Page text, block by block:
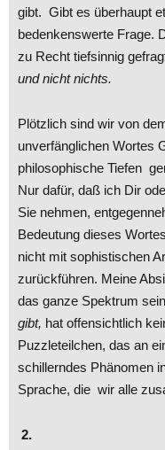
gibt. Gibt es überhaupt
bedenkenswerte Frage.
zu Recht tiefsinnig
und nicht nichts.
Plötzlich sind wir von
unverfänglichen Wortes
philosophische Tiefen
Nur dafür, daß ich Dir
Sie nehmen,
Bedeutung dieses
nicht mit sophistischen
zurückführen. Meine
das ganze Spektrum
gibt, hat offensichtlich
Puzzleteilchen, das an
schillerndes Phänomen
Sprache, die wir alle
2.